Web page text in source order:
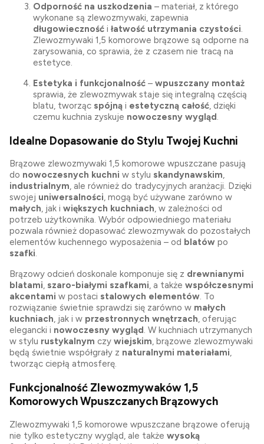
Odporność na uszkodzenia – materiał, z którego
wykonane są zlewozmywaki, zapewnia
długowieczność i łatwość utrzymania czystości.
Zlewozmywaki 1,5 komorowe brązowe są odporne na
zarysowania, co sprawia, że z czasem nie tracą na
estetyce.
Estetyka i funkcjonalność – wpuszczany montaż
sprawia, że zlewozmywak staje się integralną częścią
blatu, tworząc spójną i estetyczną całość, dzięki
czemu kuchnia zyskuje nowoczesny wygląd.
Idealne Dopasowanie do Stylu Twojej Kuchni
Brązowe zlewozmywaki 1,5 komorowe wpuszczane pasują
do nowoczesnych kuchni w stylu skandynawskim,
industrialnym, ale również do tradycyjnych aranżacji. Dzięki
swojej uniwersalności, mogą być używane zarówno w
małych, jak i większych kuchniach, w zależności od
potrzeb użytkownika. Wybór odpowiedniego materiału
pozwala również dopasować zlewozmywak do pozostałych
elementów kuchennego wyposażenia – od blatów po
szafki.
Brązowy odcień doskonale komponuje się z drewnianymi
blatami, szaro-białymi szafkami, a także współczesnymi
akcentami w postaci stalowych elementów. To
rozwiązanie świetnie sprawdzi się zarówno w małych
kuchniach, jak i w przestronnych wnętrzach, oferując
elegancki i nowoczesny wygląd. W kuchniach utrzymanych
w stylu rustykalnym czy wiejskim, brązowe zlewozmywaki
będą świetnie współgrały z naturalnymi materiałami,
tworząc ciepłą atmosferę.
Funkcjonalność Zlewozmywaków 1,5
Komorowych Wpuszczanych Brązowych
Zlewozmywaki 1,5 komorowe wpuszczane brązowe oferują
nie tylko estetyczny wygląd, ale także wysoką